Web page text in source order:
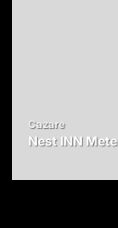
Cazare
Nest INN